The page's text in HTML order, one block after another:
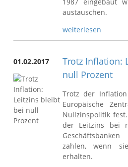
austauschen.
weiterlesen
01.02.2017
Trotz Inflation:
null Prozent
Trotz der
Europäische
Nullzinspolitik
der Leitzins bei
zahlen, wenn
erhalten.